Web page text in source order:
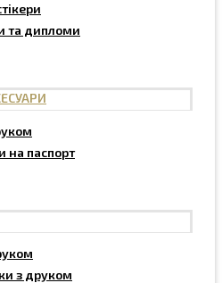
та дипломи
на паспорт
з друком